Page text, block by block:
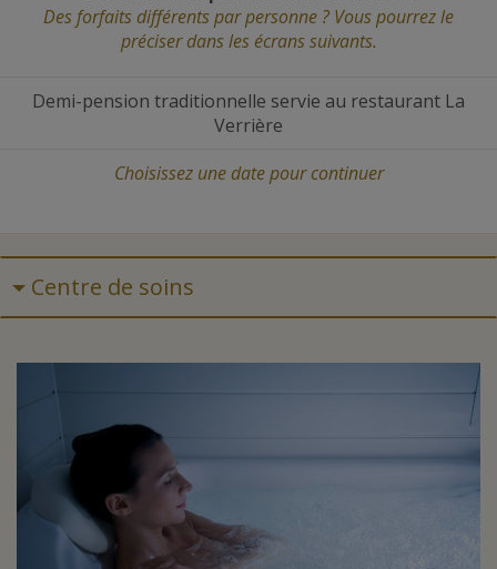
Des forfaits différents par personne ? Vous pourrez le
préciser dans les écrans suivants.
Demi-pension traditionnelle servie au restaurant La
Verrière
Choisissez une datepour continuer
Centre de soins